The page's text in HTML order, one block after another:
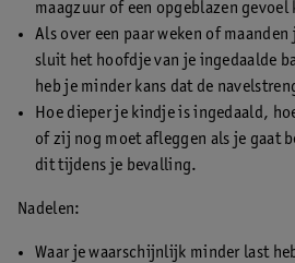
maagzuur of een opgeblazen
Als over een paar weken of
sluit het hoofdje van je ingedaalde
heb je minder kans dat de
Hoe dieper je kindje is ingedaald,
of zij nog moet afleggen als je gaat
dit tijdens je bevalling.
Nadelen:
Waar je waarschijnlijk minder last